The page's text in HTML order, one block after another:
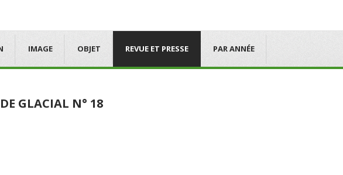
IMAGE OBJET REVUE ET PRESSE PAR ANNÉE
GLACIAL N° 18